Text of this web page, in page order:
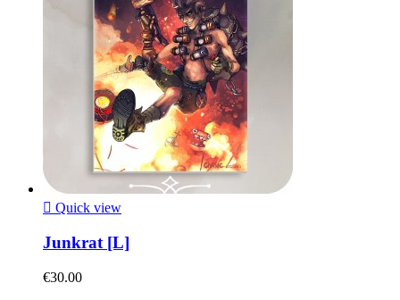
 Quick view
Junkrat [L]
€30.00